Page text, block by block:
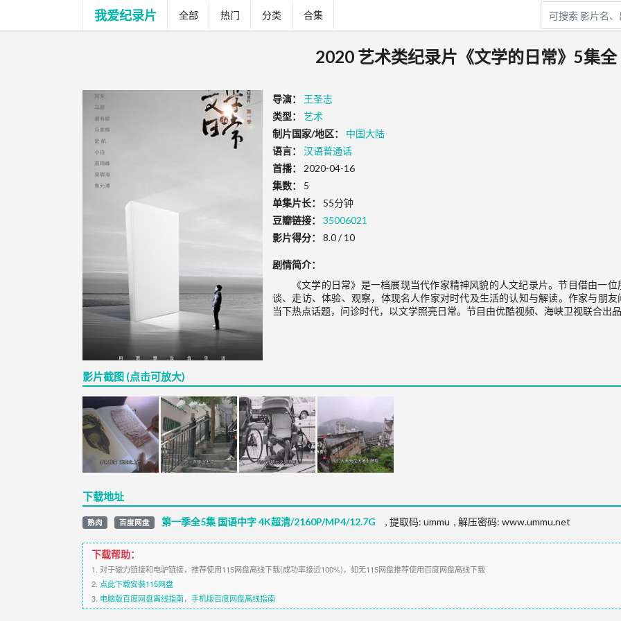
我爱纪录片 全部 热门 分类 合集
2020 艺术类纪录片《文学的日常》5集全
导演：
王圣志
类型：
艺术
制片国家/地区：
中国大陆
语言：
汉语普通话
首播：
2020-04-16
集数：
5
单集片长：
55分钟
豆瓣链接：
35006021
影片得分：
8.0 / 10
剧情简介：
《文学的日常》是一档展现当代作家精神风貌的人文纪录片。节目借由一
谈、走访、体验、观察，体现名人作家对时代及生活的认知与解读。作家与朋
当下热点话题，问诊时代，以文学照亮日常。节目由优酷视频、海峡卫视联合出
影片截图 (点击可放大)
下载地址
熟肉 百度网盘 第一季全5集 国语中字 4K超清/2160P/MP4/12.7G ,提取码:ummu , 解压密码: www.ummu.net
下载帮助：
1. 对于磁力链接和电驴链接，推荐使用115网盘离线下载(成功率接近100%)，如无115网盘推荐使用百度网盘离线下载
2. 点此下载安装115网盘
3. 电脑版百度网盘离线指南， 手机版百度网盘离线指南